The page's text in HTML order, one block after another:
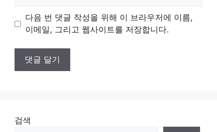
트
다음 번 댓글 작성을 위해 이 브라우저에 이름,
이메일, 그리고 웹사이트를 저장합니다.
검색